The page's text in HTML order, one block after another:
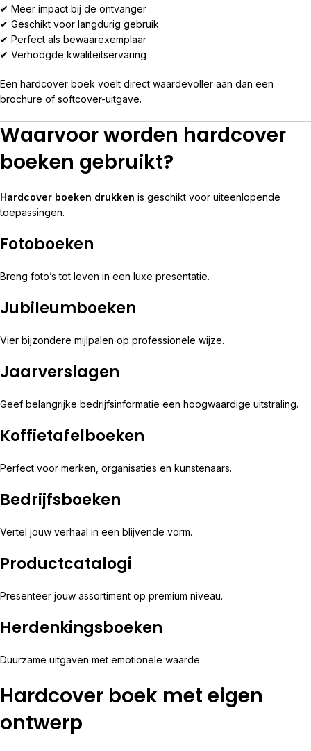
✔ Meer impact bij de ontvanger
✔ Geschikt voor langdurig gebruik
✔ Perfect als bewaarexemplaar
✔ Verhoogde kwaliteitservaring
Een hardcover boek voelt direct waardevoller aan dan een
brochure of softcover-uitgave.
Waarvoor worden hardcover
boeken gebruikt?
Hardcover boeken drukken is geschikt voor uiteenlopende
toepassingen.
Fotoboeken
Breng foto’s tot leven in een luxe presentatie.
Jubileumboeken
Vier bijzondere mijlpalen op professionele wijze.
Jaarverslagen
Geef belangrijke bedrijfsinformatie een hoogwaardige uitstraling.
Koffietafelboeken
Perfect voor merken, organisaties en kunstenaars.
Bedrijfsboeken
Vertel jouw verhaal in een blijvende vorm.
Productcatalogi
Presenteer jouw assortiment op premium niveau.
Herdenkingsboeken
Duurzame uitgaven met emotionele waarde.
Hardcover boek met eigen
ontwerp